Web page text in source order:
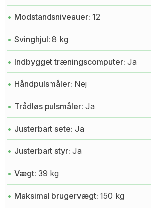
Modstandsniveauer: 12
Svinghjul: 8 kg
Indbygget træningscomputer: Ja
Håndpulsmåler: Nej
Trådløs pulsmåler: Ja
Justerbart sete: Ja
Justerbart styr: Ja
Vægt: 39 kg
Maksimal brugervægt: 150 kg